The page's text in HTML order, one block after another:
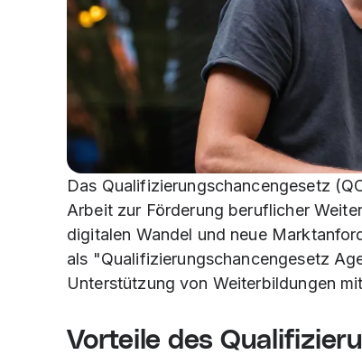
Das Qualifizierungschancengesetz
Arbeit zur Förderung beruflicher
digitalen Wandel und neue
als "Qualifizierungschancengesetz
Unterstützung von Weiterbildungen
Vorteile des